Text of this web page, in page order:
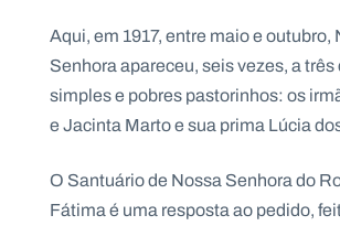
Aqui, em 1917, entre maio e outubro,
Senhora apareceu, seis vezes, a
simples e pobres pastorinhos: os
e Jacinta Marto e sua prima Lúcia
O Santuário de Nossa Senhora do
Fátima é uma resposta ao pedido,